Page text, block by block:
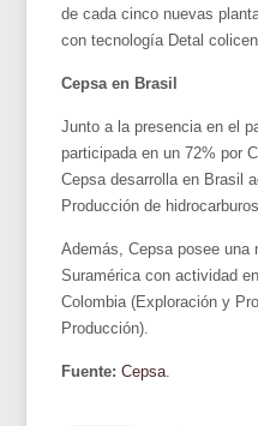
de cada cinco nuevas
con tecnología Detal
Cepsa en Brasil
Junto a la presencia en el
participada en un 72% por
Cepsa desarrolla en Brasil
Producción de hidrocarburos.
Además, Cepsa posee una
Suramérica con actividad
Colombia (Exploración y
Producción).
Fuente: Cepsa